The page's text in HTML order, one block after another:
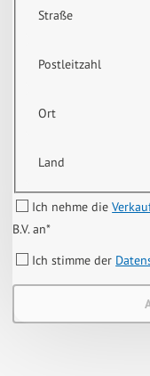
Straße
Postleitzahl
Ort
Land
Ich nehme die
B.V. an*
Ich stimme der